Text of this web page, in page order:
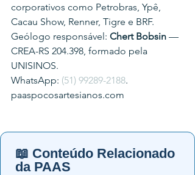
corporativos como Petrobras, Ypê,
Cacau Show, Renner, Tigre e BRF.
Geólogo responsável: Chert Bobsin —
CREA-RS 204.398, formado pela
UNISINOS.
WhatsApp: (51) 99289-2188.
paaspocosartesianos.com
📖 Conteúdo Relacionado
da PAAS